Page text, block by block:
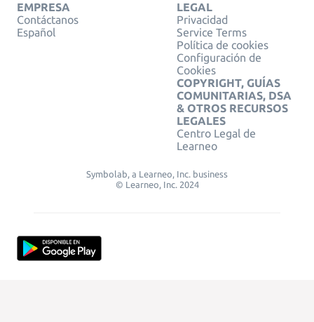
EMPRESA
Contáctanos
Español
LEGAL
Privacidad
Service Terms
Política de cookies
Configuración de
Cookies
COPYRIGHT, GUÍAS
COMUNITARIAS, DSA
& OTROS RECURSOS
LEGALES
Centro Legal de
Learneo
Symbolab, a Learneo, Inc. business
© Learneo, Inc. 2024